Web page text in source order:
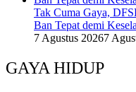
Tak Cuma Gaya,
Ban Tepat demi
7 Agustus 20267
GAYA HIDUP